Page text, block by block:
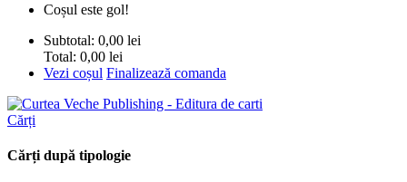
Coșul este gol!
Subtotal: 0,00 lei
Total: 0,00 lei
Vezi coșul Finalizează comanda
Cărți
Cărți după tipologie